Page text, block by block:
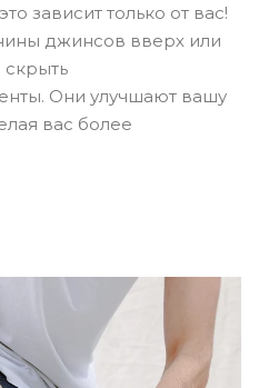
зависит только от вас!
джинсов вверх или
скрыть
Они улучшают вашу
вас более